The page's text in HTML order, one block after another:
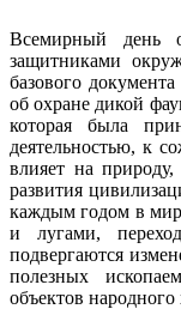
Всемирный день
защитниками
базового
об охране дикой
которая была
деятельностью, к
влияет на
развития
каждым годом в
и лугами,
подвергаются
полезных
объектов народного